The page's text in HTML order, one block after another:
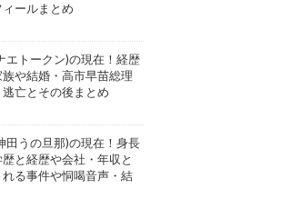
ールまとめ
エトークン)の現在！経歴
や結婚・高市早苗総理
逃亡とその後まとめ
田うの旦那)の現在！身長
と経歴や会社・年収と
る事件や恫喝音声・結
宅・脳梗塞の病気もま